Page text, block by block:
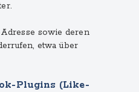
sowie deren
etwa über
Plugins (Like-